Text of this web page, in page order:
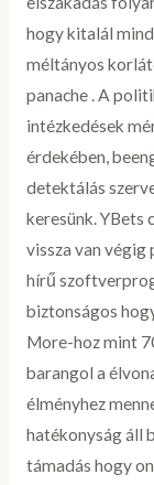
hogy kitalál
méltányos
panache . A
intézkedések
érdekében,
detektálás
keresünk. YBets
vissza van
hírű
biztonságos
More-hoz mint
barangol a
élményhez
hatékonyság áll
támadás hogy